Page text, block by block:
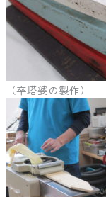
（卒塔婆の製作）